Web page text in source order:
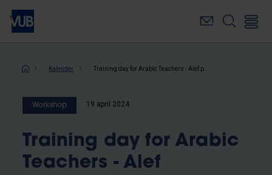
Overslaan
naar
inhoudKruimelpad
Kalender
Workshop 19 april 2024
Training day for Arabic
Teachers - Alef